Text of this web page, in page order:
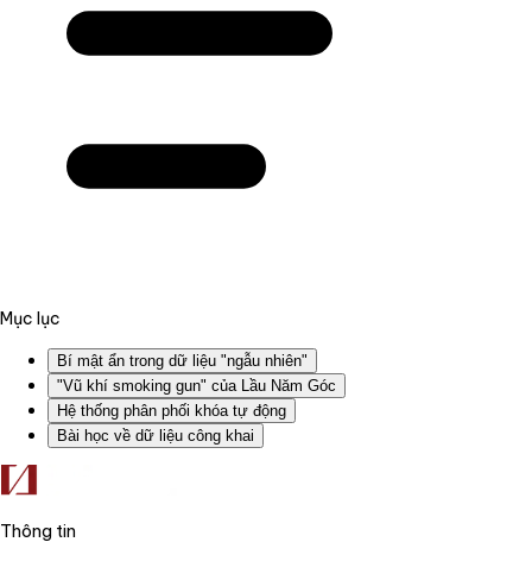
Mục lục
Bí mật ẩn trong dữ liệu "ngẫu nhiên"
"Vũ khí smoking gun" của Lầu Năm Góc
Hệ thống phân phối khóa tự động
Bài học về dữ liệu công khai
Thông tin